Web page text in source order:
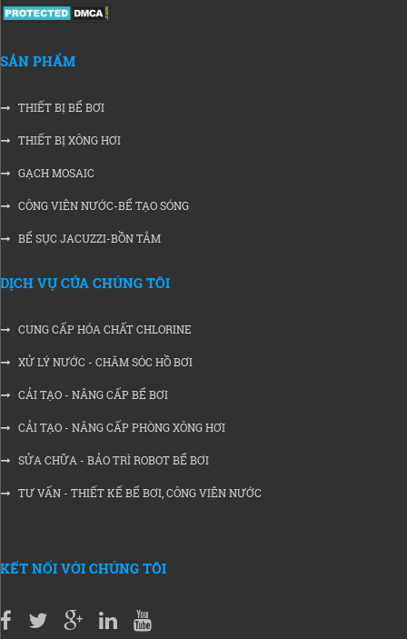
SẢN PHẨM
THIẾT BỊ BỂ BƠI
THIẾT BỊ XÔNG HƠI
GẠCH MOSAIC
CÔNG VIÊN NƯỚC-BỂ TẠO SÓNG
BỂ SỤC JACUZZI-BỒN TẮM
DỊCH VỤ CỦA CHÚNG TÔI
CUNG CẤP HÓA CHẤT CHLORINE
XỬ LÝ NƯỚC - CHĂM SÓC HỒ BƠI
CẢI TẠO - NÂNG CẤP BỂ BƠI
CẢI TẠO - NÂNG CẤP PHÒNG XÔNG HƠI
SỬA CHỮA - BẢO TRÌ ROBOT BỂ BƠI
TƯ VẤN - THIẾT KẾ BỂ BƠI, CÔNG VIÊN NƯỚC
KẾT NỐI VỚI CHÚNG TÔI